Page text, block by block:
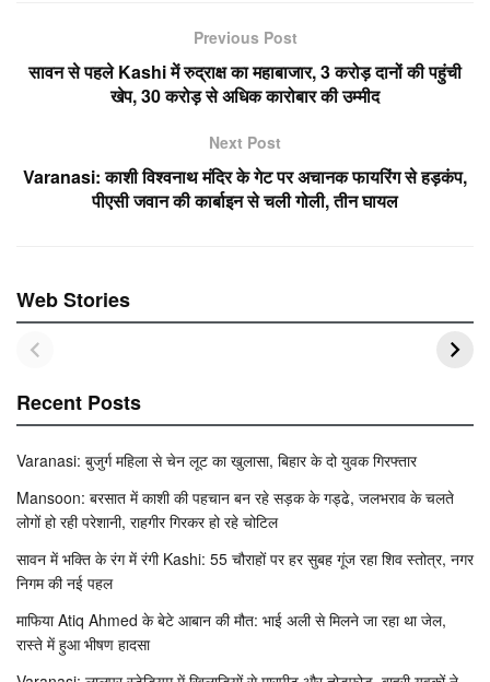
b
k
s
A
p
e
Previous Post
सावन से पहले Kashi में रुद्राक्ष का महाबाजार, 3 करोड़ दानों की पहुंची
खेप, 30 करोड़ से अधिक कारोबार की उम्मीद
Next Post
Varanasi: काशी विश्वनाथ मंदिर के गेट पर अचानक फायरिंग से हड़कंप,
पीएसी जवान की कार्बाइन से चली गोली, तीन घायल
Web Stories
Recent Posts
Varanasi: बुजुर्ग महिला से चेन लूट का खुलासा, बिहार के दो युवक गिरफ्तार
Mansoon: बरसात में काशी की पहचान बन रहे सड़क के गड्ढे, जलभराव के चलते
लोगों हो रही परेशानी, राहगीर गिरकर हो रहे चोटिल
सावन में भक्ति के रंग में रंगी Kashi: 55 चौराहों पर हर सुबह गूंज रहा शिव स्तोत्र, नगर
निगम की नई पहल
माफिया Atiq Ahmed के बेटे आबान की मौत: भाई अली से मिलने जा रहा था जेल,
रास्ते में हुआ भीषण हादसा